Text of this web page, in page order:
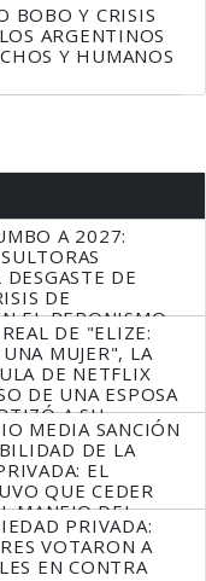
BOBO Y CRISIS
ARGENTINOS
Y HUMANOS
A 2027:
DE
DE
EL PERONISMO
DE "ELIZE:
MUJER", LA
DE NETFLIX
DE UNA ESPOSA
A SU
MEDIA SANCIÓN
DE LA
EL
QUE CEDER
MANEJO DEL
PRIVADA:
VOTARON A
EN CONTRA